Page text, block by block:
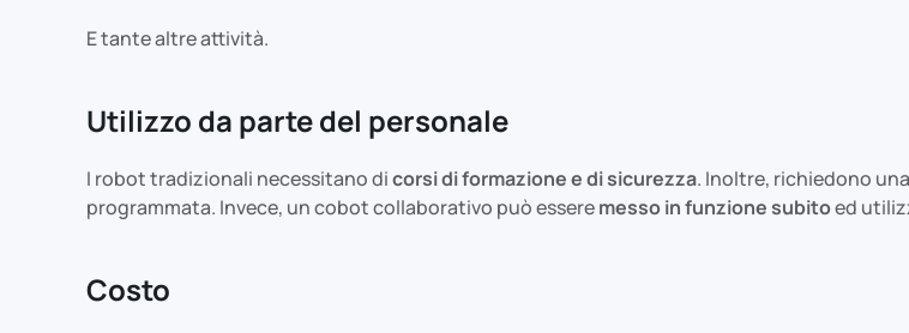
E tante altre attività.
Utilizzo da parte del personale
I robot tradizionali necessitano dicorsi di formazione e di sicurezza. Inoltre, richiedono
programmata. Invece, un cobot collaborativo può esseremesso in funzione subitoed
Costo